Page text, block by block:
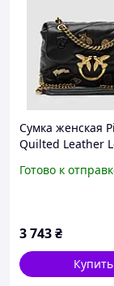
Сумка женская
Quilted Leather
кожа Клатч 22 х
Готово к
3 743₴
Купить